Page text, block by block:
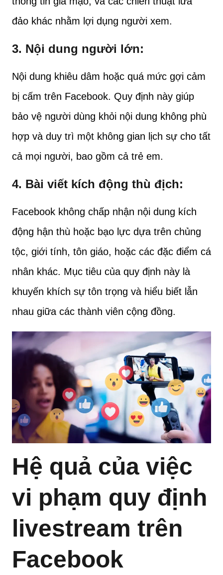
đảo khác nhằm lợi dụng người xem.
3. Nội dung người lớn:
Nội dung khiêu dâm hoặc quá mức gợi cảm
bị cấm trên Facebook. Quy định này giúp
bảo vệ người dùng khỏi nội dung không phù
hợp và duy trì một không gian lịch sự cho tất
cả mọi người, bao gồm cả trẻ em.
4. Bài viết kích động thù địch:
Facebook không chấp nhận nội dung kích
động hận thù hoặc bạo lực dựa trên chủng
tộc, giới tính, tôn giáo, hoặc các đặc điểm cá
nhân khác. Mục tiêu của quy định này là
khuyến khích sự tôn trọng và hiểu biết lẫn
nhau giữa các thành viên cộng đồng.
Hệ quả của việc
vi phạm quy định
livestream trên
Facebook